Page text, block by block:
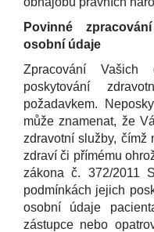
Povinné
osobní údaje
Zpracování
poskytování
požadavkem.
může znamenat, že
zdravotní služby, čímž
zdraví či přímému
zákona č. 372/2011
podmínkách jejich
osobní údaje
zástupce nebo